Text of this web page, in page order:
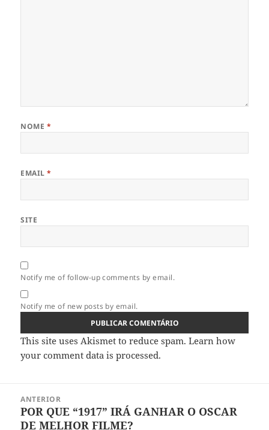
NOME *
EMAIL*
SITE
Notify me of follow-up comments by email.
Notify me of new posts by email.
This site uses Akismet to reduce spam.Learn how
your comment data is processed.
artigos
ANTERIOR
Artigo
anterior:
POR QUE “1917” IRÁ GANHAR O OSCAR
DE MELHOR FILME?